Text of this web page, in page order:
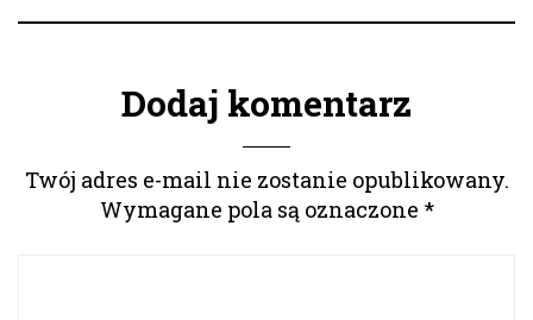
Dodaj komentarz
Twój adres e-mail nie zostanie opublikowany.
Wymagane pola są oznaczone *